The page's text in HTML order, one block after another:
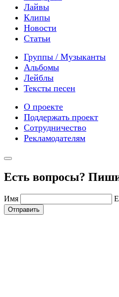
Лайвы
Клипы
Новости
Статьи
Группы / Музыканты
Альбомы
Лейблы
Тексты песен
О проекте
Поддержать проект
Сотрудничество
Рекламодателям
Есть вопросы?
Имя